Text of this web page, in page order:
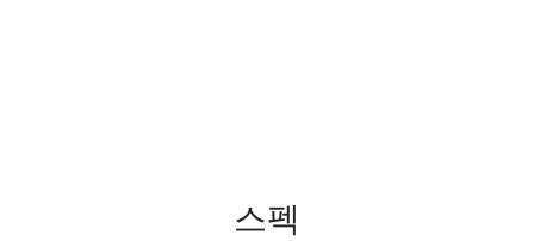
스펙